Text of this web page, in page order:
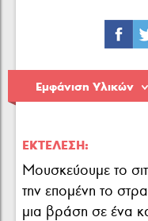
Εμφάνιση Υλικών
ΕΚΤΈΛΕΣΗ:
Μουσκεύουμε το
την επομένη το
μια βράση σε ένα